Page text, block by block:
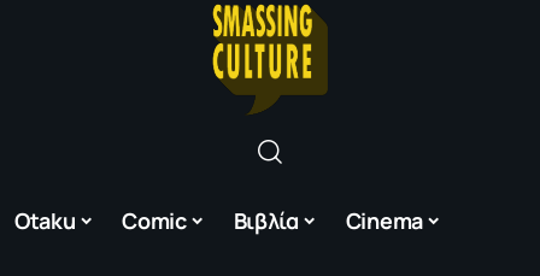
Otaku Comic Βιβλία Cinema